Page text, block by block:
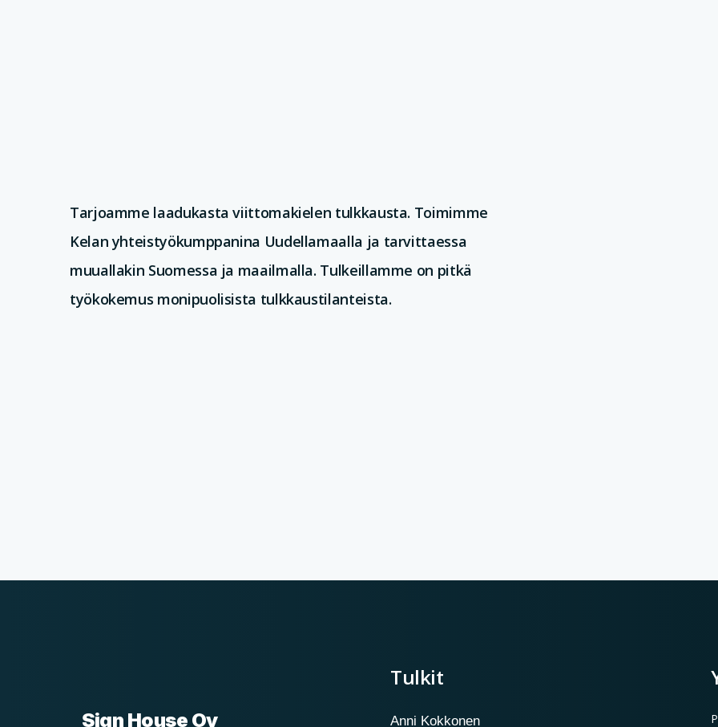
Tarjoamme laadukasta viittomakielen tulkkausta. Toimimme
Kelan yhteistyökumppanina Uudellamaalla ja tarvittaessa
muuallakin Suomessa ja maailmalla. Tulkeillamme on pitkä
työkokemus monipuolisista tulkkaustilanteista.
Sign House Oy
Tulkit
Anni Kokkonen